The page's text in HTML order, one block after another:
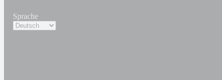
Sprache